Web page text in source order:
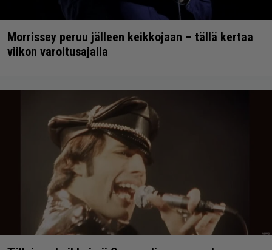
Morrissey peruu jälleen keikkojaan – tällä kertaa
viikon varoitusajalla